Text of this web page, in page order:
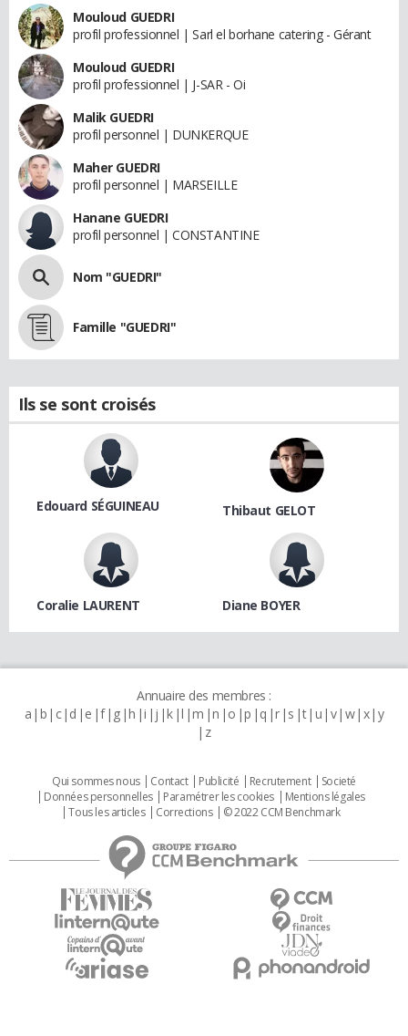
Mouloud GUEDRI
profil professionnel | Sarl el borhane catering - Gérant
Mouloud GUEDRI
profil professionnel | J-SAR - Oi
Malik GUEDRI
profil personnel | DUNKERQUE
Maher GUEDRI
profil personnel | MARSEILLE
Hanane GUEDRI
profil personnel | CONSTANTINE
Nom "GUEDRI"
Famille "GUEDRI"
Ils se sont croisés
Edouard SÉGUINEAU Thibaut GELOT
Coralie LAURENT Diane BOYER
Annuaire des membres :
a b c d e f g h i j k l m n o p q r s t u v w x y
z
Qui sommes nous Contact Publicité Recrutement
Societé
Données personnelles
Paramétrer les cookies
Mentions légales
Tous les articles
Corrections © 2022 CCM Benchmark